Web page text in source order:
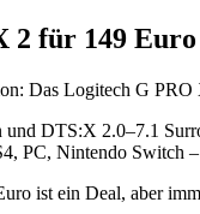
2 für 149 Euro
Das Logitech G
DTS:X 2.0–7.1
PC, Nintendo Switch
ist ein Deal, aber